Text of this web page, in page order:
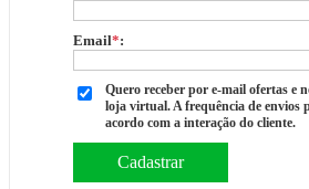
Email*:
Quero receber por e-mail ofertas e
loja virtual. A frequência de envios
acordo com a interação do cliente.